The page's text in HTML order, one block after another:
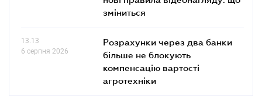
зміниться
13.13
6 серпня 2026
Розрахунки через два банки
більше не блокують
компенсацію вартості
агротехніки